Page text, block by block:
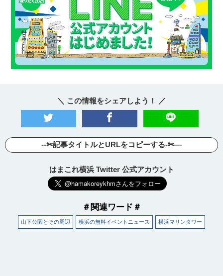
＼ この情報をシェアしよう！ ／
--✄記事タイトルとURLをコピーする-✄—
はまこれ横浜 Twitter 公式アカウント
＃関連ワード＃
山下公園とその周辺 横浜の無料イベントニュース 横浜マリンタワー